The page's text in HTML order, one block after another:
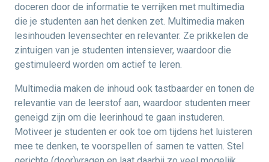
doceren door de informatie te verrijken met multimedia
die je studenten aan het denken zet. Multimedia maken
lesinhouden levensechter en relevanter. Ze prikkelen de
zintuigen van je studenten intensiever, waardoor die
gestimuleerd worden om actief te leren.
Multimedia maken de inhoud ook tastbaarder en tonen de
relevantie van de leerstof aan, waardoor studenten meer
geneigd zijn om die leerinhoud te gaan instuderen.
Motiveer je studenten er ook toe om tijdens het luisteren
mee te denken, te voorspellen of samen te vatten. Stel